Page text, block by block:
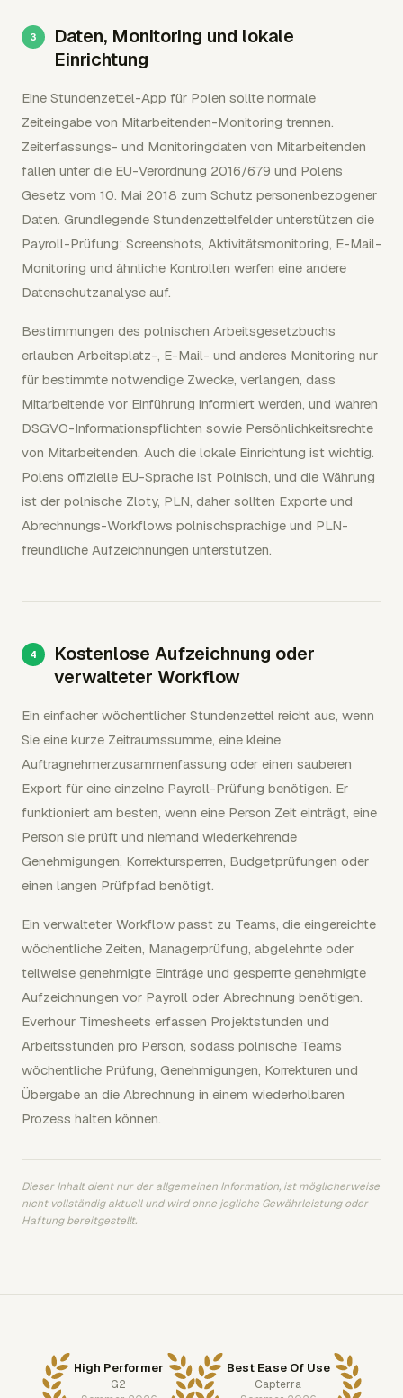
Daten, Monitoring und lokale
Einrichtung
Eine Stundenzettel-App für Polen sollte normale
Zeiteingabe von Mitarbeitenden-Monitoring trennen.
Zeiterfassungs- und Monitoringdaten von Mitarbeitenden
fallen unter die EU-Verordnung 2016/679 und Polens
Gesetz vom 10. Mai 2018 zum Schutz personenbezogener
Daten. Grundlegende Stundenzettelfelder unterstützen die
Payroll-Prüfung; Screenshots, Aktivitätsmonitoring, E-Mail-
Monitoring und ähnliche Kontrollen werfen eine andere
Datenschutzanalyse auf.
Bestimmungen des polnischen Arbeitsgesetzbuchs
erlauben Arbeitsplatz-, E-Mail- und anderes Monitoring nur
für bestimmte notwendige Zwecke, verlangen, dass
Mitarbeitende vor Einführung informiert werden, und wahren
DSGVO-Informationspflichten sowie Persönlichkeitsrechte
von Mitarbeitenden. Auch die lokale Einrichtung ist wichtig.
Polens offizielle EU-Sprache ist Polnisch, und die Währung
ist der polnische Zloty, PLN, daher sollten Exporte und
Abrechnungs-Workflows polnischsprachige und PLN-
freundliche Aufzeichnungen unterstützen.
Kostenlose Aufzeichnung oder
verwalteter Workflow
Ein einfacher wöchentlicher Stundenzettel reicht aus, wenn
Sie eine kurze Zeitraumssumme, eine kleine
Auftragnehmerzusammenfassung oder einen sauberen
Export für eine einzelne Payroll-Prüfung benötigen. Er
funktioniert am besten, wenn eine Person Zeit einträgt, eine
Person sie prüft und niemand wiederkehrende
Genehmigungen, Korrektursperren, Budgetprüfungen oder
einen langen Prüfpfad benötigt.
Ein verwalteter Workflow passt zu Teams, die eingereichte
wöchentliche Zeiten, Managerprüfung, abgelehnte oder
teilweise genehmigte Einträge und gesperrte genehmigte
Aufzeichnungen vor Payroll oder Abrechnung benötigen.
Everhour Timesheets erfassen Projektstunden und
Arbeitsstunden pro Person, sodass polnische Teams
wöchentliche Prüfung, Genehmigungen, Korrekturen und
Übergabe an die Abrechnung in einem wiederholbaren
Prozess halten können.
Dieser Inhalt dient nur der allgemeinen Information, ist möglicherweise
nicht vollständig aktuell und wird ohne jegliche Gewährleistung oder
Haftung bereitgestellt.
High Performer
G2
Best Ease Of Use
Capterra